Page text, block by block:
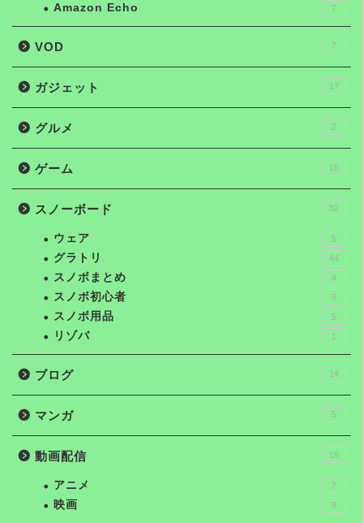
Amazon Echo 7
VOD 7
ガジェット 17
グルメ 2
ゲーム 16
スノーボード 82
ウェア 5
グラトリ 44
スノボまとめ 4
スノボ初心者 6
スノボ用品 5
リゾバ 1
ブログ 14
マンガ 5
動画配信 18
アニメ 7
映画 8